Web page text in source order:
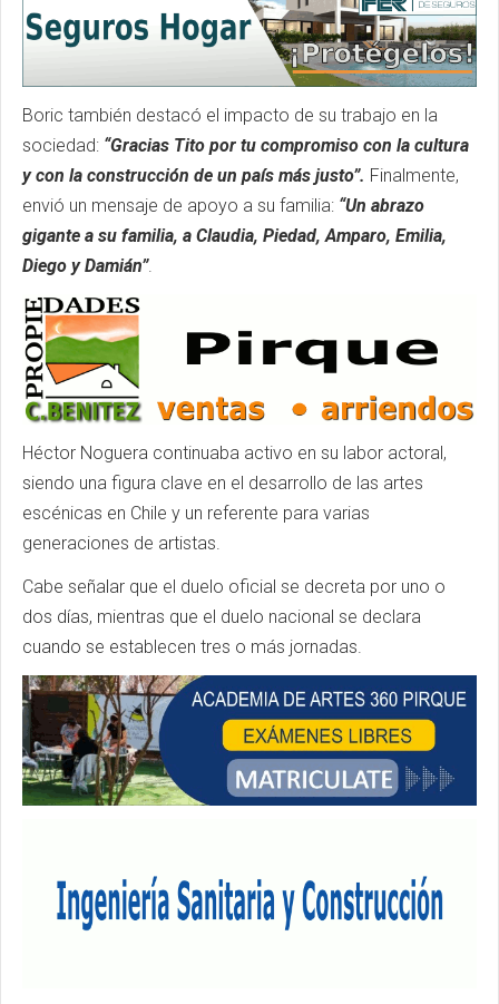
Boric también destacó el impacto de su trabajo en la
sociedad: “Gracias Tito por tu compromiso con la cultura
y con la construcción de un país más justo”. Finalmente,
envió un mensaje de apoyo a su familia: “Un abrazo
gigante a su familia, a Claudia, Piedad, Amparo, Emilia,
Diego y Damián”.
Héctor Noguera continuaba activo en su labor actoral,
siendo una figura clave en el desarrollo de las artes
escénicas en Chile y un referente para varias
generaciones de artistas.
Cabe señalar que el duelo oficial se decreta por uno o
dos días, mientras que el duelo nacional se declara
cuando se establecen tres o más jornadas.